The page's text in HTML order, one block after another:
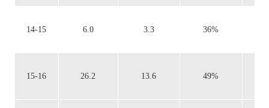
14-15 6.0 3.3 36%
15-16 26.2 13.6 49%